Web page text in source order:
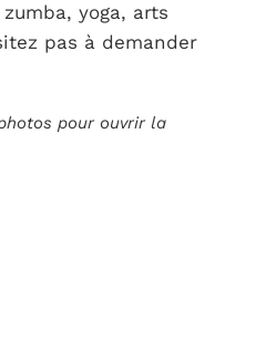
yoga, arts
pas à demander
pour ouvrir la